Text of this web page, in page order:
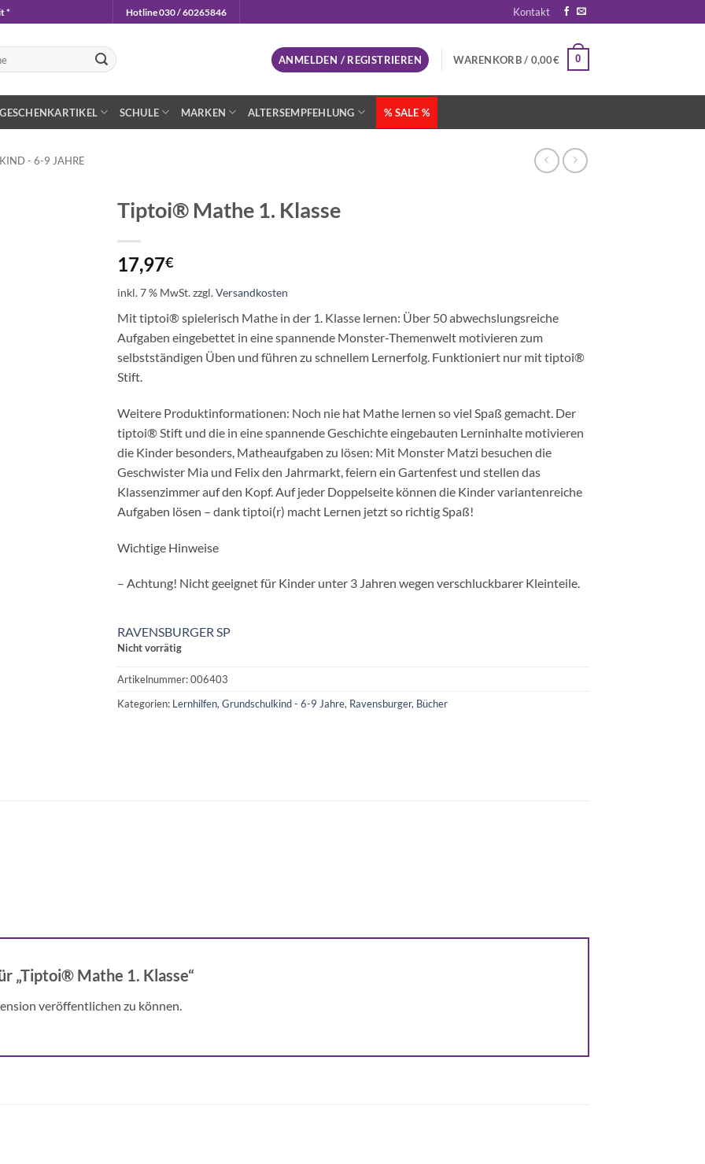
* Hotline 030 / 60265846 Kontakt
ANMELDEN / REGISTRIEREN WARENKORB / 0,00€ 0
GESCHENKARTIKEL SCHULE MARKEN ALTERSEMPFEHLUNG % SALE %
- 6-9 JAHRE
Tiptoi® Mathe 1. Klasse
17,97€
inkl. 7 % MwSt.zzgl.Versandkosten
Mit tiptoi® spielerisch Mathe in der 1. Klasse lernen: Über 50 abwechslungsreiche
Aufgaben eingebettet in eine spannende Monster-Themenwelt motivieren zum
selbstständigen Üben und führen zu schnellem Lernerfolg. Funktioniert nur mit tiptoi®
Stift.
Weitere Produktinformationen: Noch nie hat Mathe lernen so viel Spaß gemacht. Der
tiptoi® Stift und die in eine spannende Geschichte eingebauten Lerninhalte motivieren
die Kinder besonders, Matheaufgaben zu lösen: Mit Monster Matzi besuchen die
Geschwister Mia und Felix den Jahrmarkt, feiern ein Gartenfest und stellen das
Klassenzimmer auf den Kopf. Auf jeder Doppelseite können die Kinder variantenreiche
Aufgaben lösen – dank tiptoi(r) macht Lernen jetzt so richtig Spaß!
Wichtige Hinweise
– Achtung! Nicht geeignet für Kinder unter 3 Jahren wegen verschluckbarer Kleinteile.
RAVENSBURGER SP
Nicht vorrätig
Artikelnummer:006403
Kategorien: Lernhilfen, Grundschulkind - 6-9 Jahre, Ravensburger, Bücher
„Tiptoi® Mathe 1. Klasse“
veröffentlichen zu können.